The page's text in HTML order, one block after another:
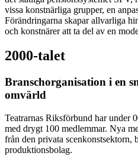
vissa konstnärliga grupper, en
Förändringarna skapar allvarliga
och konstnärer att ta del av en
2000-talet
Branschorganisation i en
omvärld
Teatrarnas Riksförbund har under
med drygt 100 medlemmar. Nya
från den privata scenkonstsektorn,
produktionsbolag.